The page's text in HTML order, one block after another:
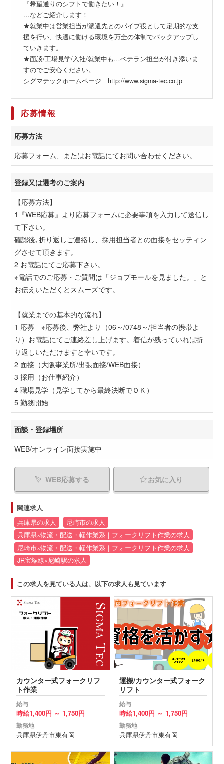
『希望通りのシフトで働きたい！』
…などご紹介します！
★就業中は営業担当が派遣先とのパイプ役として定期的な支
援を行い、快適に働ける環境を万全の体制でバックアップし
ていきます。
★面談/工場見学/入社/就業中も…ベテラン担当が付き添いま
すのでご安心ください。
シグマテックホームページ http://www.sigma-tec.co.jp
応募情報
応募方法
応募フォーム、またはお電話にてお問い合わせください。
登録又は選考のご案内
【応募方法】
1『WEB応募』より応募フォームに必要事項を入力して送信し
て下さい。
確認後､折り返しご連絡し、採用担当者との面接をセッティン
グさせて頂きます。
2 お電話にてご応募下さい。
※電話でのご応募・ご質問は「ジョブモールを見ました。」と
お伝えいただくとスムーズです。
【就業までの基本的な流れ】
1 応募 ※応募後、弊社より（06～/0748～/担当者の携帯よ
り）お電話にてご連絡差し上げます。着信が残っていれば折
り返しいただけますと幸いです。
2 面接（大阪事業所/出張面接/WEB面接）
3 採用（お仕事紹介）
4 職場見学（見学してから最終決断でＯＫ）
5 勤務開始
面談・登録場所
WEB/オンライン面接実施中
WEB応募する お気に入り
関連求人
兵庫県の求人
尼崎市の求人
兵庫県×物流・配送・軽作業系｜フォークリフト作業の求人
尼崎市×物流・配送・軽作業系｜フォークリフト作業の求人
JR宝塚線×尼崎駅の求人
この求人を見ている人は、以下の求人も見ています
カウンター式フォークリフ
ト作業
給与
時給1,400円 ～ 1,750円
勤務地
兵庫県伊丹市東有岡
運搬/カウンター式フォーク
リフト
給与
時給1,400円 ～ 1,750円
勤務地
兵庫県伊丹市東有岡